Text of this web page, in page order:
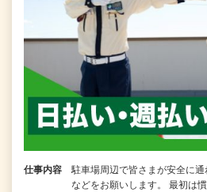
仕事内容
駐車場周辺で皆さまが安全に
などをお願いします。 最初は